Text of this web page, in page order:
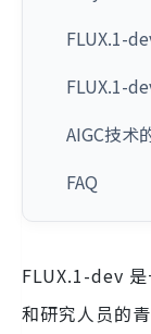
FLUX.1-
FLUX.1-
AIGC技术
FAQ
FLUX.1-dev
和研究人员的